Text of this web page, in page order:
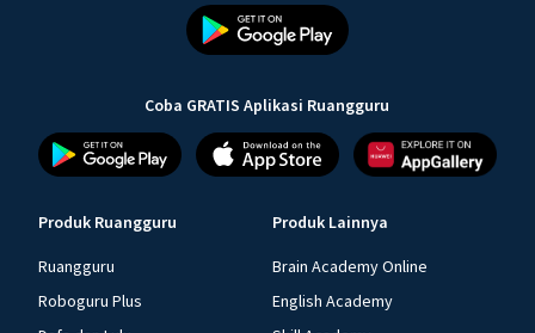
Coba GRATIS Aplikasi Ruangguru
Produk Ruangguru
Ruangguru
Roboguru Plus
Produk Lainnya
Brain Academy Online
English Academy